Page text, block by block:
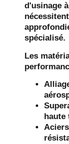
d'usinage
spécialisé.
Les
haute